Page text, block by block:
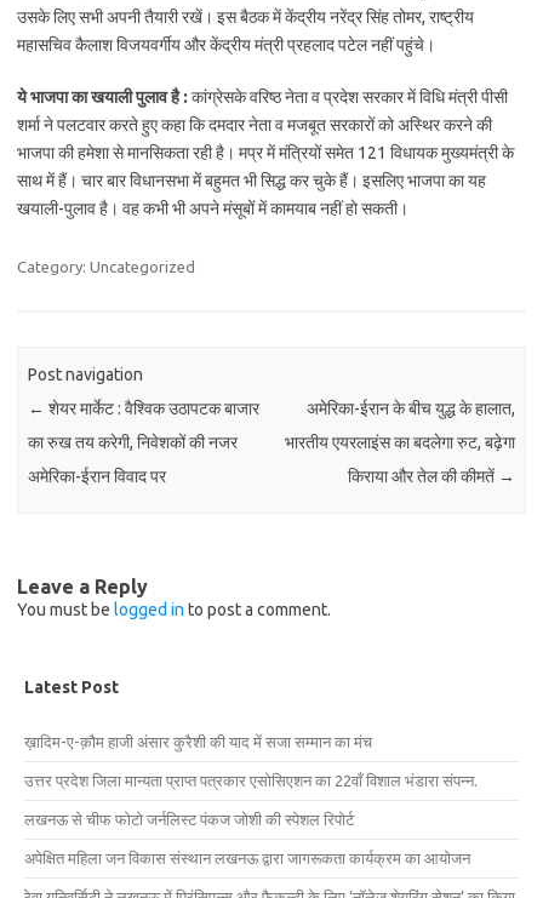
उसके लिए सभी अपनी तैयारी रखें। इस बैठक में केंद्रीय नरेंद्र सिंह तोमर, राष्ट्रीय
महासचिव कैलाश विजयवर्गीय और केंद्रीय मंत्री प्रहलाद पटेल नहीं पहुंचे।
ये भाजपा का खयाली पुलाव है : कांग्रेसके वरिष्ठ नेता व प्रदेश सरकार में विधि मंत्री पीसी
शर्मा ने पलटवार करते हुए कहा कि दमदार नेता व मजबूत सरकारों को अस्थिर करने की
भाजपा की हमेशा से मानसिकता रही है। मप्र में मंत्रियों समेत 121 विधायक मुख्यमंत्री के
साथ में हैं। चार बार विधानसभा में बहुमत भी सिद्ध कर चुके हैं। इसलिए भाजपा का यह
खयाली-पुलाव है। वह कभी भी अपने मंसूबों में कामयाब नहीं हो सकती।
Category: Uncategorized
Post navigation
← शेयर मार्केट : वैश्विक उठापटक बाजार
का रुख तय करेगी, निवेशकों की नजर
अमेरिका-ईरान विवाद पर
अमेरिका-ईरान के बीच युद्ध के हालात,
भारतीय एयरलाइंस का बदलेगा रुट, बढ़ेगा
किराया और तेल की कीमतें →
Leave a Reply
You must be logged in to post a comment.
Latest Post
ख़ादिम-ए-क़ौम हाजी अंसार कुरैशी की याद में सजा सम्मान का मंच
उत्तर प्रदेश जिला मान्यता प्राप्त पत्रकार एसोसिएशन का 22वाँ विशाल भंडारा संपन्न.
लखनऊ से चीफ फोटो जर्नलिस्ट पंकज जोशी की स्पेशल रिपोर्ट
अपेक्षित महिला जन विकास संस्थान लखनऊ द्वारा जागरूकता कार्यक्रम का आयोजन